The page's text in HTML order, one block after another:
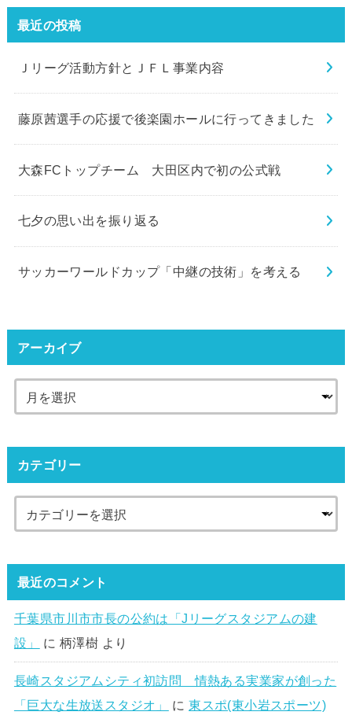
最近の投稿
Ｊリーグ活動方針とＪＦＬ事業内容
藤原茜選手の応援で後楽園ホールに行ってきました
大森FCトップチーム 大田区内で初の公式戦
七夕の思い出を振り返る
サッカーワールドカップ「中継の技術」を考える
アーカイブ
カテゴリー
最近のコメント
千葉県市川市市長の公約は「Jリーグスタジアムの建
設」
に 柄澤樹 より
長崎スタジアムシティ初訪問 情熱ある実業家が創った
「巨大な生放送スタジオ」
に東スポ(東小岩スポーツ)